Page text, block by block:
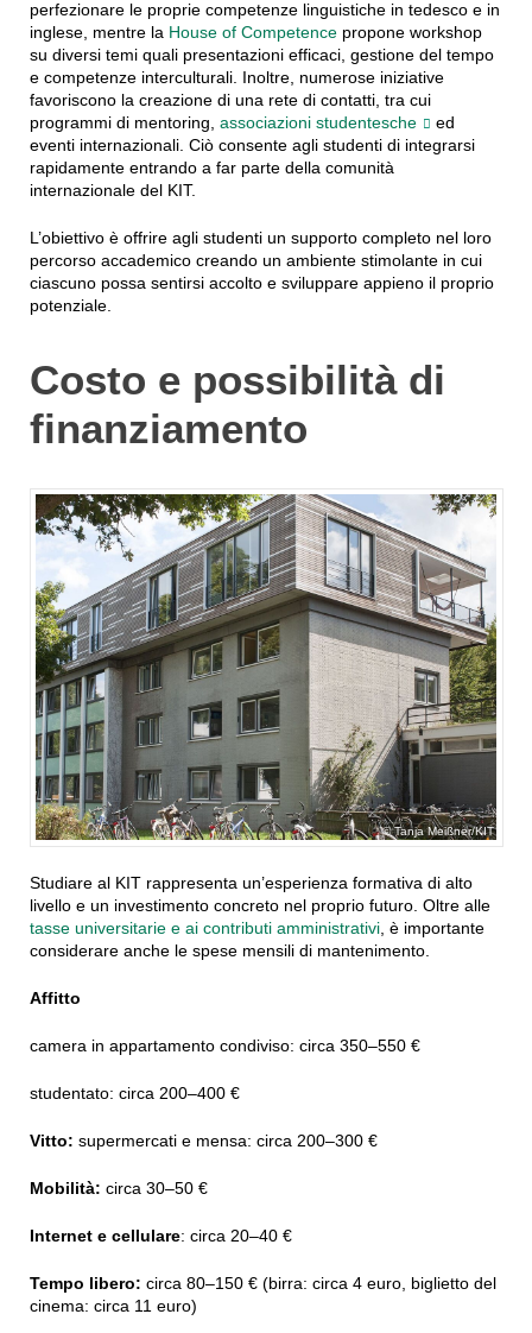
perfezionare le proprie competenze linguistiche in tedesco e in
inglese, mentre la House of Competencepropone workshop
su diversi temi quali presentazioni efficaci, gestione del tempo
e competenze interculturali. Inoltre, numerose iniziative
favoriscono la creazione di una rete di contatti, tra cui
programmi di mentoring, associazioni studentesche
ed
eventi internazionali. Ciò consente agli studenti di integrarsi
rapidamente entrando a far parte della comunità
internazionale del KIT.
L’obiettivo è offrire agli studenti un supporto completo nel loro
percorso accademico creando un ambiente stimolante in cui
ciascuno possa sentirsi accolto e sviluppare appieno il proprio
potenziale.
Costo e possibilità di
finanziamento
Tanja Meißner/KIT
Studiare al KIT rappresenta un’esperienza formativa di alto
livello e un investimento concreto nel proprio futuro. Oltre alle
tasse universitarie e ai contributi amministrativi, è importante
considerare anche le spese mensili di mantenimento.
Affitto
camera in appartamento condiviso: circa 350–550 €
studentato: circa 200–400 €
Vitto: supermercati e mensa: circa 200–300 €
Mobilità: circa 30–50 €
Internet e cellulare: circa 20–40 €
Tempo libero: circa 80–150 € (birra: circa 4 euro, biglietto del
cinema: circa 11 euro)